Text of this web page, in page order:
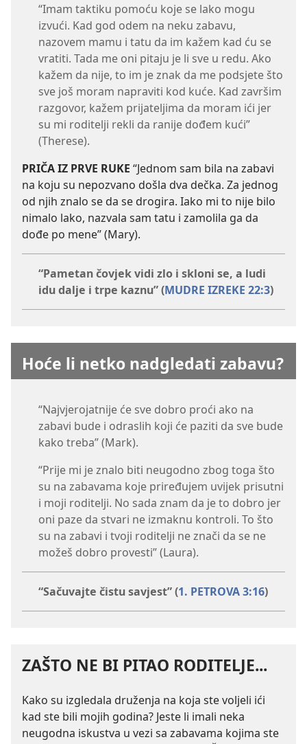
“Imam taktiku pomoću koje se lako mogu
izvući. Kad god odem na neku zabavu,
nazovem mamu i tatu da im kažem kad ću se
vratiti. Tada me oni pitaju je li sve u redu. Ako
kažem da nije, to im je znak da me podsjete što
sve još moram napraviti kod kuće. Kad završim
razgovor, kažem prijateljima da moram ići jer
su mi roditelji rekli da ranije dođem kući”
(Therese).
PRIČA IZ PRVE RUKE “Jednom sam bila na zabavi
na koju su nepozvano došla dva dečka. Za jednog
od njih znalo se da se drogira. Iako mi to nije bilo
nimalo lako, nazvala sam tatu i zamolila ga da
dođe po mene” (Mary).
“Pametan čovjek vidi zlo i skloni se, a ludi
idu dalje i trpe kaznu” (MUDRE IZREKE 22:3)
Hoće li netko nadgledati zabavu?
“Najvjerojatnije će sve dobro proći ako na
zabavi bude i odraslih koji će paziti da sve bude
kako treba” (Mark).
“Prije mi je znalo biti neugodno zbog toga što
su na zabavama koje priređujem uvijek prisutni
i moji roditelji. No sada znam da je to dobro jer
oni paze da stvari ne izmaknu kontroli. To što
su na zabavi i tvoji roditelji ne znači da se ne
možeš dobro provesti” (Laura).
“Sačuvajte čistu savjest” (1. PETROVA 3:16)
ZAŠTO NE BI PITAO RODITELJE...
Kako su izgledala druženja na koja ste voljeli ići
kad ste bili mojih godina? Jeste li imali neka
neugodna iskustva u vezi sa zabavama kojima ste